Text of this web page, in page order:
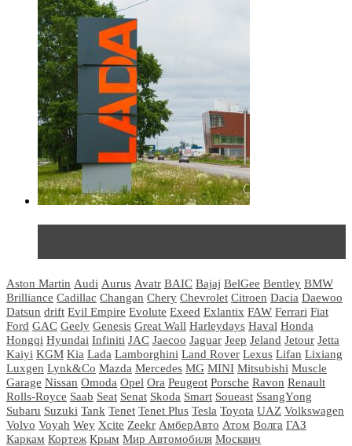
Aston Martin Audi Aurus Avatr BAIC Bajaj BelGee Bentley BMW
Brilliance Cadillac Changan Chery Chevrolet Citroen Dacia Daewoo
Datsun drift Evil Empire Evolute Exeed Exlantix FAW Ferrari Fiat
Ford GAC Geely Genesis Great Wall Harleydays Haval Honda
Hongqi Hyundai Infiniti JAC Jaecoo Jaguar Jeep Jeland Jetour Jetta
Kaiyi KGM Kia Lada Lamborghini Land Rover Lexus Lifan Lixiang
Luxgen Lynk&Co Mazda Mercedes MG MINI Mitsubishi Muscle
Garage Nissan Omoda Opel Ora Peugeot Porsche Ravon Renault
Rolls-Royce Saab Seat Senat Skoda Smart Soueast SsangYong
Subaru Suzuki Tank Tenet Tenet Plus Tesla Toyota UAZ Volkswagen
Volvo Voyah Wey Xcite Zeekr АмберАвто Атом Волга ГАЗ
Каркам Кортеж Крым Мир Автомобиля Москвич